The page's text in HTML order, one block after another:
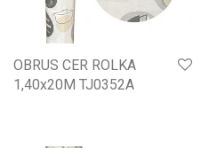
OBRUS CER ROLKA
1,40x20M TJ0352A